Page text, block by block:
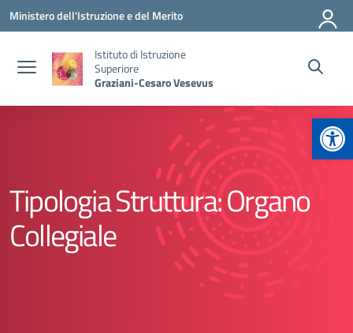
Vai ai contenuti
Vai al menu di navigazione
Vai al footer
Ministero dell'Istruzione e del Merito
Istituto di Istruzione
Superiore
Graziani-Cesaro Vesevus
Tipologia Struttura:Organo
Collegiale